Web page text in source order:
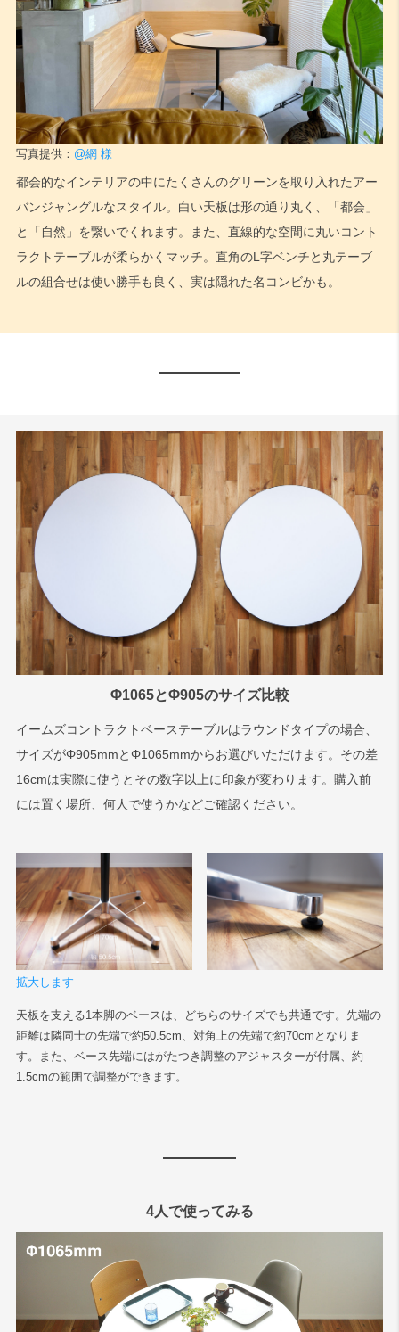
写真提供： @網 様
都会的なインテリアの中にたくさんのグリーンを取り入れたアー
バンジャングルなスタイル。白い天板は形の通り丸く、「都会」
と「自然」を繋いでくれます。また、直線的な空間に丸いコント
ラクトテーブルが柔らかくマッチ。直角のL字ベンチと丸テーブ
ルの組合せは使い勝手も良く、実は隠れた名コンビかも。
Φ1065とΦ905のサイズ比較
イームズコントラクトベーステーブルはラウンドタイプの場合、
サイズがΦ905mmとΦ1065mmからお選びいただけます。その差
16cmは実際に使うとその数字以上に印象が変わります。購入前
には置く場所、何人で使うかなどご確認ください。
拡大します
天板を支える1本脚のベースは、どちらのサイズでも共通です。先端の
距離は隣同士の先端で約50.5cm、対角上の先端で約70cmとなりま
す。また、ベース先端にはがたつき調整のアジャスターが付属、約
1.5cmの範囲で調整ができます。
4人で使ってみる